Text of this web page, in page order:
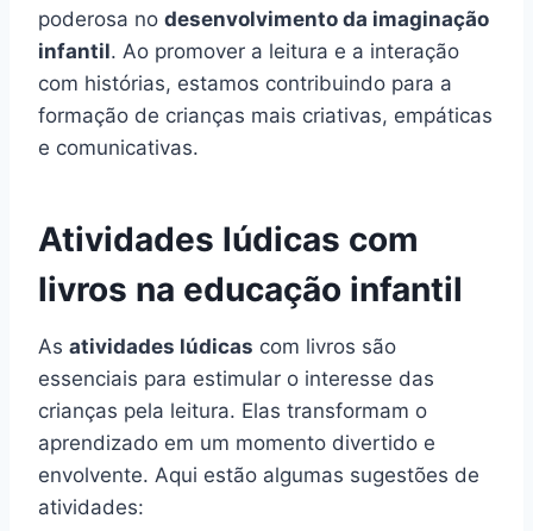
poderosa no desenvolvimento da imaginação
infantil. Ao promover a leitura e a interação
com histórias, estamos contribuindo para a
formação de crianças mais criativas, empáticas
e comunicativas.
Atividades lúdicas com
livros na educação infantil
As atividades lúdicas com livros são
essenciais para estimular o interesse das
crianças pela leitura. Elas transformam o
aprendizado em um momento divertido e
envolvente. Aqui estão algumas sugestões de
atividades: